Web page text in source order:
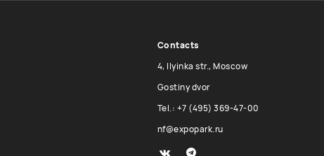
Contacts
4, Ilyinka str., Moscow
Gostiny dvor
Tel.: +7 (495) 369-47-00
nf@expopark.ru